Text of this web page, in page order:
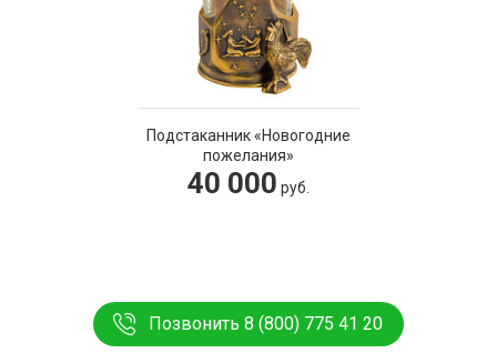
Подстаканник «Новогодние
пожелания»
40 000 руб.
Позвонить 8 (800) 775 41 20